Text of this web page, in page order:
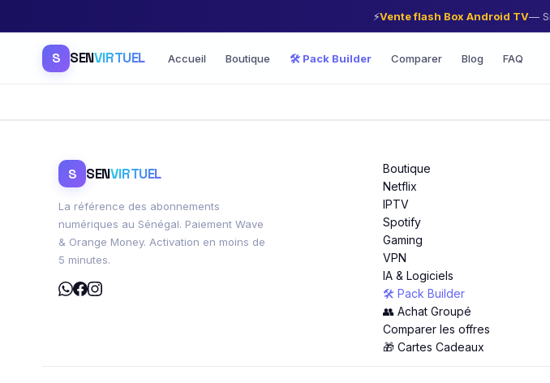
⚡Vente flash Box Android TV—
S SENVIRTUEL Accueil Boutique 🛠️ Pack Builder Comparer Blog FAQ
S SENVIRTUEL
La référence des abonnements
numériques au Sénégal. Paiement Wave
& Orange Money. Activation en moins de
5 minutes.
Boutique
Netflix
IPTV
Spotify
Gaming
VPN
IA & Logiciels
🛠️ Pack Builder
👥 Achat Groupé
Comparer les offres
🎁 Cartes Cadeaux